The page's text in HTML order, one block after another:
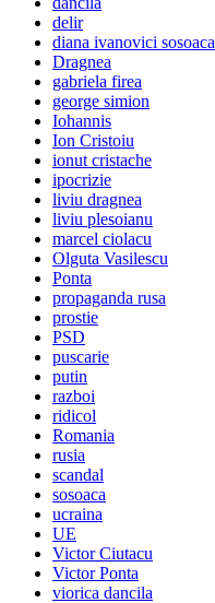
delir
diana ivanovici sosoaca
Dragnea
gabriela firea
george simion
Iohannis
Ion Cristoiu
ionut cristache
ipocrizie
liviu dragnea
liviu plesoianu
marcel ciolacu
Olguta Vasilescu
Ponta
propaganda rusa
prostie
PSD
puscarie
putin
razboi
ridicol
Romania
rusia
scandal
sosoaca
ucraina
UE
Victor Ciutacu
Victor Ponta
viorica dancila